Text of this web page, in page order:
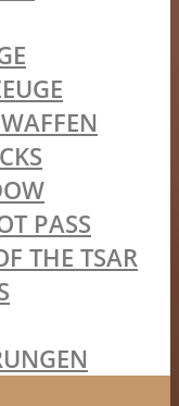
PASS
THE TSAR